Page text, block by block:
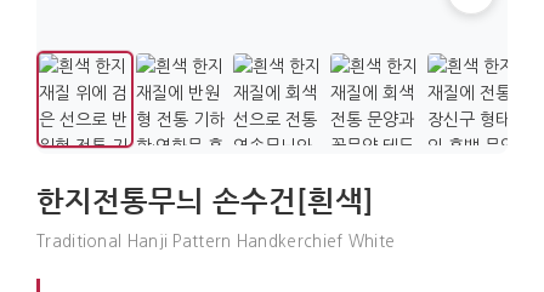
한지전통무늬 손수건[흰색]
Traditional Hanji Pattern Handkerchief White